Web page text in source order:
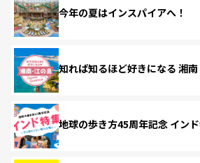
今年の夏はインスパイアへ！
知れば知るほど好きになる 湘
地球の歩き方45周年記念 イン